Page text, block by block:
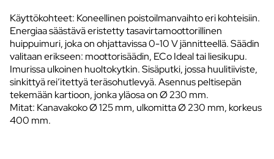
Käyttökohteet: Koneellinen poistoilmanvaihto eri kohteisiin.
Energiaa säästävä eristetty tasavirtamoottorillinen
huippuimuri, joka on ohjattavissa 0-10 V jännitteellä. Säädin
valitaan erikseen: moottorisäädin, ECo Ideal tai liesikupu.
Imurissa ulkoinen huoltokytkin. Sisäputki, jossa huulitiiviste,
sinkittyä rei’itettyä teräsohutlevyä. Asennus peltisepän
tekemään kartioon, jonka yläosa on Ø 230 mm.
Mitat: Kanavakoko Ø 125 mm, ulkomitta Ø 230 mm, korkeus
400 mm.